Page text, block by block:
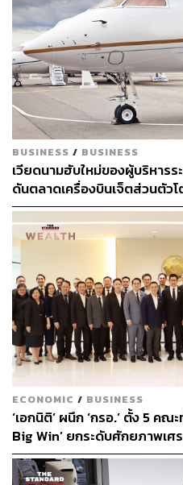
ดัชนี S&P 500 ยังได้รับการย
มาตรฐานของตลาดหุ้นสหรัฐ
ลงทุนทั่วโลกติดตามกันมากที่
ตำนานอย่าง วอร์เรน บัฟเฟต
S&P 500 เป็นหนึ่งในทางเลือ
ตอบแทนที่แข็งแกร่ง ประโยช
และยังสะดวกต่อการลงทุน ห
อย่าง ชาร์ลี มังเกอร์ ก็เคยมอ
เอาชนะ
จากความน่าสนใจของดัชนี
เป็นการเปิดโอกาสสู่การลงทุ
ตอบแทนที่แข็งแกร่งในระยะย
S&P 500 จะได้รับการยอมรับ
SP50001 จึงเป็นโอกาสที่ดีสำ
ถึงการลงทุนในดัชนีระดับโล
ผ่านตลาดหุ้นไทย ซื้อ-ขายด้วย
สามารถศึกษาข้อมูลเพิ่มเติมได้
สามารถติดตาม THE
ผ่านแอปพลิเคชันต่างๆ ที่คุณส
BUSINESS / BUSINESS
เวียดนามฮับใหม่ของผู้บริหารร
ดันตลาดเครื่องบินเจ็ตส่วนตัว
ECONOMIC / BUSINESS
‘เอกนิติ’ ผนึก ‘กรอ.’ ตั้ง 5 ค
Big Win’ ยกระดับศักยภาพเศ